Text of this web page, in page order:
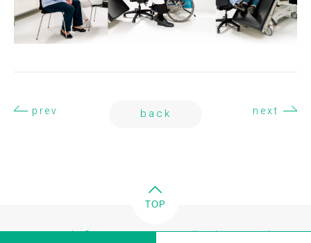
prev back next
TOP
Copyright © FUKUDA EYE CLINIC All Rights Reserved.